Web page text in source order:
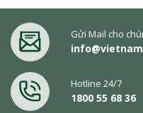
Gửi Mail cho
Hotline 24/7
1800 55 68 36